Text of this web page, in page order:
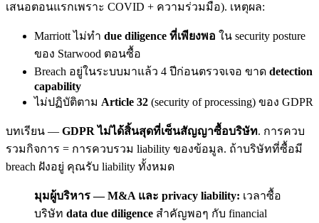
เสนอตอนแรกเพราะ COVID + ความร่วมมือ). เหตุผล:
Marriott ไม่ทำ due diligence ที่เพียงพอ ใน security posture
ของ Starwood ตอนซื้อ
Breach อยู่ในระบบมาแล้ว 4 ปีก่อนตรวจเจอ ขาด detection
capability
ไม่ปฏิบัติตาม Article 32 (security of processing) ของ GDPR
บทเรียน — GDPR ไม่ได้สิ้นสุดที่เซ็นสัญญาซื้อบริษัท. การควบ
รวมกิจการ = การควบรวม liability ของข้อมูล. ถ้าบริษัทที่ซื้อมี
breach ฝังอยู่ คุณรับ liability ทั้งหมด
มุมผู้บริหาร — M&A และ privacy liability: เวลาซื้อ
บริษัท data due diligence สำคัญพอๆ กับ financial